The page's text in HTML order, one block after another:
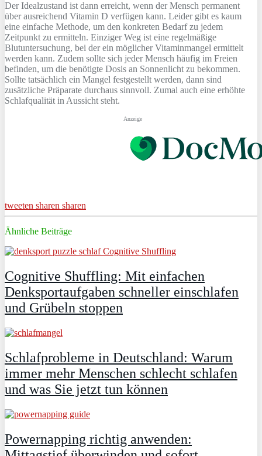
Der Idealzustand ist dann erreicht, wenn der Mensch permanent
über ausreichend Vitamin D verfügen kann. Leider gibt es kaum
eine einfache Methode, um den konkreten Bedarf zu jedem
Zeitpunkt zu ermitteln. Einziger Weg ist eine regelmäßige
Blutuntersuchung, bei der ein möglicher Vitaminmangel ermittelt
werden kann. Zudem sollte sich jeder Mensch häufig im Freien
befinden, um die benötigte Dosis an Sonnenlicht zu bekommen.
Sollte tatsächlich ein Mangel festgestellt werden, dann sind
zusätzliche Präparate durchaus sinnvoll. Zumal auch eine erhöhte
Schlafqualität in Aussicht steht.
Anzeige
tweeten sharen sharen
Ähnliche Beiträge
Cognitive Shuffling: Mit einfachen
Denksportaufgaben schneller einschlafen
und Grübeln stoppen
Schlafprobleme in Deutschland: Warum
immer mehr Menschen schlecht schlafen
und was Sie jetzt tun können
Powernapping richtig anwenden: